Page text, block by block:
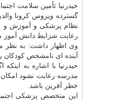
حیدرنیا تأمین سلامت
گسترده ویروس کرونا
نظام پزشکی و آموزش و
رعایت شرایط دانش آموز
وی اظهار داشت: به نظر
آینده ای نامشخص
حیدرنیا با اشاره به
مدرسه رعایت نشود امکان
خطر آفرین باشد.
این متخصص پزشکی